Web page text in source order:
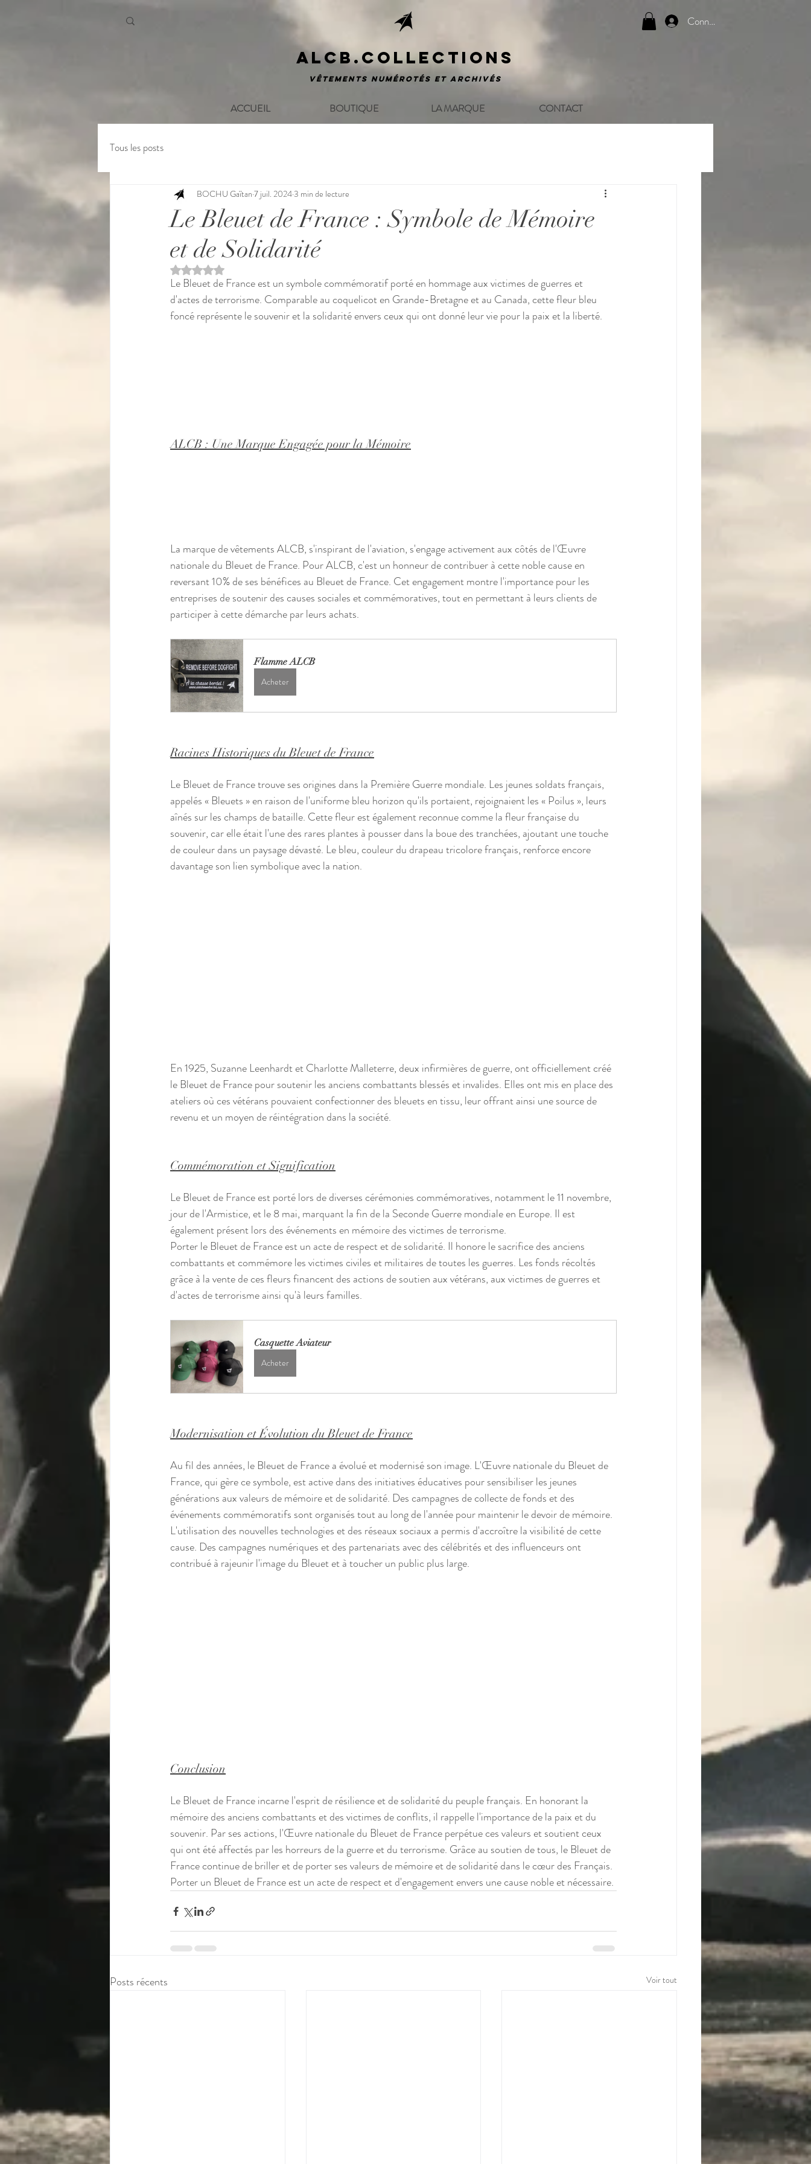
Connexion
ALCB.COLLECTIONS
Vêtements numérotés et archivés
ACCUEIL BOUTIQUE LA MARQUE CONTACT
Tous les posts
Le Bleuet de France : Symbole de Mémoire
et de Solidarité
BOCHU Gaïtan 7 juil. 20243 min de lecture
Noté NaN étoiles sur 5.
Le Bleuet de France est un symbole commémoratif porté en hommage aux victimes de guerres et
d'actes de terrorisme. Comparable au coquelicot en Grande-Bretagne et au Canada, cette fleur bleu
foncé représente le souvenir et la solidarité envers ceux qui ont donné leur vie pour la paix et la liberté.
ALCB : Une Marque Engagée pour la Mémoire
La marque de vêtements ALCB, s'inspirant de l'aviation, s'engage activement aux côtés de l'Œuvre
nationale du Bleuet de France. Pour ALCB, c'est un honneur de contribuer à cette noble cause en
reversant 10% de ses bénéfices au Bleuet de France. Cet engagement montre l'importance pour les
entreprises de soutenir des causes sociales et commémoratives, tout en permettant à leurs clients de
participer à cette démarche par leurs achats.
Flamme ALCB
Acheter
Racines Historiques du Bleuet de France
Le Bleuet de France trouve ses origines dans la Première Guerre mondiale. Les jeunes soldats français,
appelés « Bleuets » en raison de l'uniforme bleu horizon qu'ils portaient, rejoignaient les « Poilus », leurs
aînés sur les champs de bataille. Cette fleur est également reconnue comme la fleur française du
souvenir, car elle était l'une des rares plantes à pousser dans la boue des tranchées, ajoutant une touche
de couleur dans un paysage dévasté. Le bleu, couleur du drapeau tricolore français, renforce encore
davantage son lien symbolique avec la nation.
En 1925, Suzanne Leenhardt et Charlotte Malleterre, deux infirmières de guerre, ont officiellement créé
le Bleuet de France pour soutenir les anciens combattants blessés et invalides. Elles ont mis en place des
ateliers où ces vétérans pouvaient confectionner des bleuets en tissu, leur offrant ainsi une source de
revenu et un moyen de réintégration dans la société.
Commémoration et Signification
Le Bleuet de France est porté lors de diverses cérémonies commémoratives, notamment le 11 novembre,
jour de l'Armistice, et le 8 mai, marquant la fin de la Seconde Guerre mondiale en Europe. Il est
également présent lors des événements en mémoire des victimes de terrorisme.
Porter le Bleuet de France est un acte de respect et de solidarité. Il honore le sacrifice des anciens
combattants et commémore les victimes civiles et militaires de toutes les guerres. Les fonds récoltés
grâce à la vente de ces fleurs financent des actions de soutien aux vétérans, aux victimes de guerres et
d'actes de terrorisme ainsi qu'à leurs familles.
Casquette Aviateur
Acheter
Modernisation et Évolution du Bleuet de France
Au fil des années, le Bleuet de France a évolué et modernisé son image. L'Œuvre nationale du Bleuet de
France, qui gère ce symbole, est active dans des initiatives éducatives pour sensibiliser les jeunes
générations aux valeurs de mémoire et de solidarité. Des campagnes de collecte de fonds et des
événements commémoratifs sont organisés tout au long de l'année pour maintenir le devoir de mémoire.
L'utilisation des nouvelles technologies et des réseaux sociaux a permis d'accroître la visibilité de cette
cause. Des campagnes numériques et des partenariats avec des célébrités et des influenceurs ont
contribué à rajeunir l'image du Bleuet et à toucher un public plus large.
Conclusion
Le Bleuet de France incarne l'esprit de résilience et de solidarité du peuple français. En honorant la
mémoire des anciens combattants et des victimes de conflits, il rappelle l'importance de la paix et du
souvenir. Par ses actions, l'Œuvre nationale du Bleuet de France perpétue ces valeurs et soutient ceux
qui ont été affectés par les horreurs de la guerre et du terrorisme. Grâce au soutien de tous, le Bleuet de
France continue de briller et de porter ses valeurs de mémoire et de solidarité dans le cœur des Français.
Porter un Bleuet de France est un acte de respect et d'engagement envers une cause noble et nécessaire.
Posts récents Voir tout